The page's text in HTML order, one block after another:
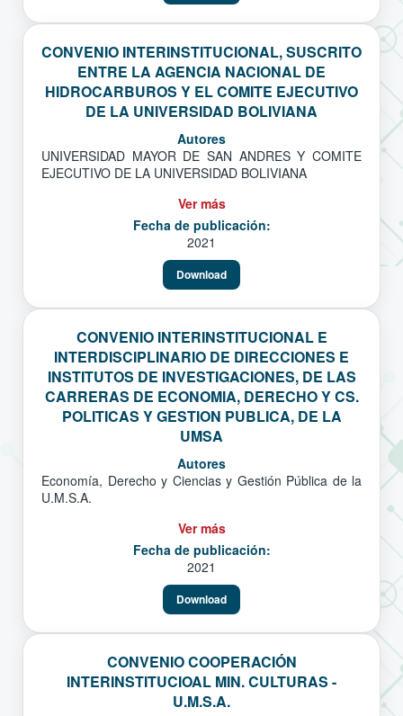
CONVENIO INTERINSTITUCIONAL, SUSCRITO
ENTRE LA AGENCIA NACIONAL DE
HIDROCARBUROS Y EL COMITE EJECUTIVO
DE LA UNIVERSIDAD BOLIVIANA
Autores
UNIVERSIDAD MAYOR DE SAN ANDRES Y COMITE
EJECUTIVO DE LA UNIVERSIDAD BOLIVIANA
Ver más
Fecha de publicación:
2021
Download
CONVENIO INTERINSTITUCIONAL E
INTERDISCIPLINARIO DE DIRECCIONES E
INSTITUTOS DE INVESTIGACIONES, DE LAS
CARRERAS DE ECONOMIA, DERECHO Y CS.
POLITICAS Y GESTION PUBLICA, DE LA
UMSA
Autores
Economía, Derecho y Ciencias y Gestión Pública de la
U.M.S.A.
Ver más
Fecha de publicación:
2021
Download
CONVENIO COOPERACIÓN
INTERINSTITUCIOAL MIN. CULTURAS -
U.M.S.A.